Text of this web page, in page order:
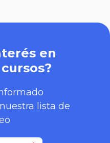
en
lista de